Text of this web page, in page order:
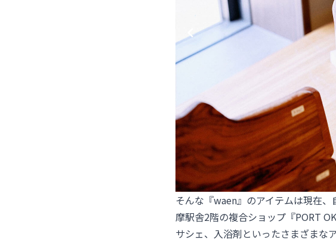
そんな『waen』のアイテムは現在
摩駅舎2階の複合ショップ『PORT
サシェ、入浴剤といったさまざまな